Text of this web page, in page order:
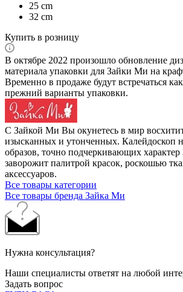
25 cm
32 cm
Купить в розницу
В октябре 2022 произошло обновление
материала упаковки для Зайки Ми на
Временно в продаже будут встречаться
прежний варианты упаковки.
С Зайкой Ми Вы окунетесь в мир
изысканных и утонченных. Калейдоскоп
образов, точно подчеркивающих
заворожит палитрой красок, роскошью
аксессуаров.
Все товары категории
Все товары бренда Зайка Ми
Нужна консультация?
Наши специалисты ответят на любой
Задать вопрос